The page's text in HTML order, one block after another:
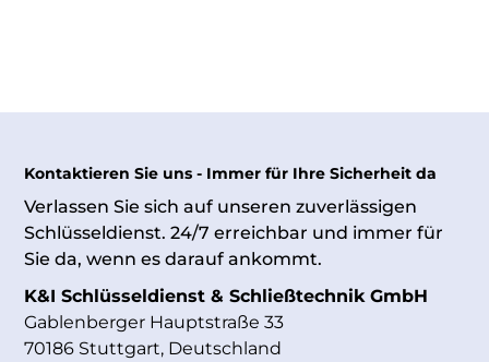
Kontaktieren Sie uns - Immer für Ihre Sicherheit da
Verlassen Sie sich auf unseren zuverlässigen
Schlüsseldienst. 24/7 erreichbar und immer für
Sie da, wenn es darauf ankommt.
K&I Schlüsseldienst & Schließtechnik GmbH
Gablenberger Hauptstraße 33
70186 Stuttgart, Deutschland